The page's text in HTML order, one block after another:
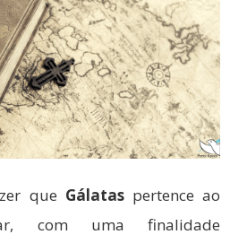
que Gálataspertence ao
com uma finalidade